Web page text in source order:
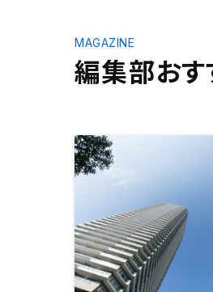
編集部お
MAGAZINE